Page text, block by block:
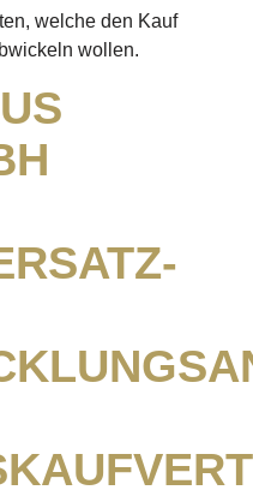
welche den Kauf
wollen.